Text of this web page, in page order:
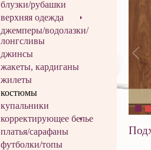
блузки/рубашки
верхняя одежда
джемперы/водолазки/
лонгсливы
джинсы
жакеты, кардиганы
жилеты
костюмы
купальники
корректирующее белье
платья/сарафаны
футболки/топы